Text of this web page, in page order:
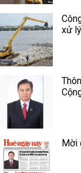
xử
Mời